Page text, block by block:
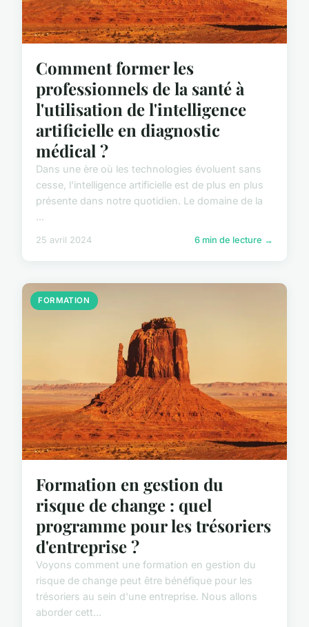
Comment former les
professionnels de la santé à
l'utilisation de l'intelligence
artificielle en diagnostic
médical ?
Dans une ère où les technologies évoluent sans
cesse, l'intelligence artificielle est de plus en plus
présente dans notre quotidien. Le domaine de la
...
25 avril 2024 6 min de lecture →
FORMATION
Formation en gestion du
risque de change : quel
programme pour les trésoriers
d'entreprise ?
Voyons comment une formation en gestion du
risque de change peut être bénéfique pour les
trésoriers au sein d'une entreprise. Nous allons
aborder cett...